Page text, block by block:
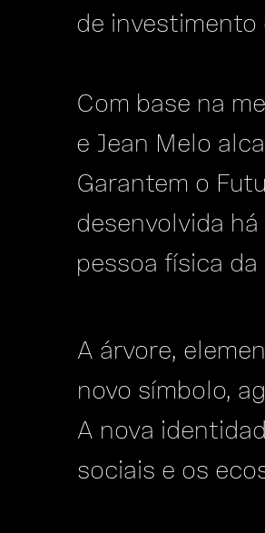
de investimento
Com base na
e Jean Melo
Garantem o
desenvolvida
pessoa física
A árvore,
novo símbolo,
A nova
sociais e os